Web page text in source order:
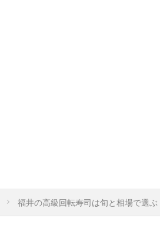
福井の高級回転寿司は旬と相場で選ぶ